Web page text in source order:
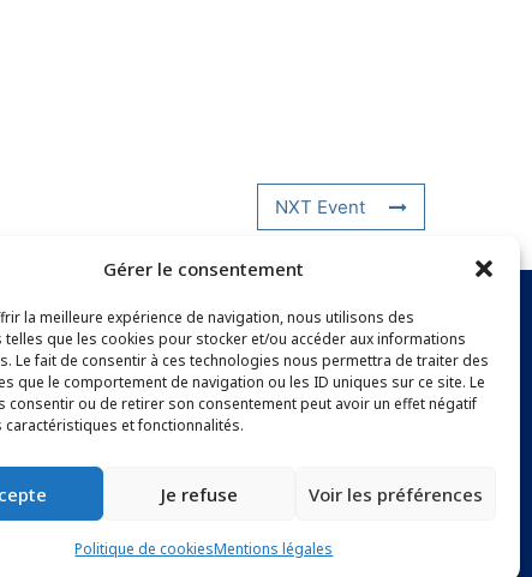
Gérer le consentement
la meilleure expérience de navigation, nous utilisons des
que les cookies pour stocker et/ou accéder aux informations
Le fait de consentir à ces technologies nous permettra de traiter des
que le comportement de navigation ou les ID uniques sur ce site. Le
consentir ou de retirer son consentement peut avoir un effet négatif
caractéristiques et fonctionnalités.
Je refuse Voir les préférences
Politique de cookiesMentions légales
NXT Event